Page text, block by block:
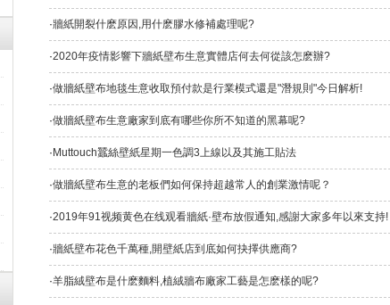
·牆紙開裂什麽原因,用什麽膠水修補處理呢?
·2020年疫情影響下牆紙壁布生意實體店何去何從該怎麽辦?
·做牆紙壁布地毯生意收取預付款是行業模式還是"潛規則"今日解析!
·做牆紙壁布生意廠家到底有哪些你所不知道的黑幕呢?
· Muttouch蠶絲壁紙星期一色調3上線以及其施工貼法
·做牆紙壁布生意的老板們如何保持超越常人的創業激情呢？
·2019年91视频黄色在线观看牆紙·壁布放假通知,感謝大家多年以來支持!
·牆紙壁布花色千萬種,開壁紙店到底如何抉擇供應商?
·羊脂絨壁布是什麽麵料,植絨牆布廠家工藝是怎麽樣的呢?